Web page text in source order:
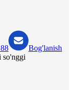
Bog'lanish
so'nggi